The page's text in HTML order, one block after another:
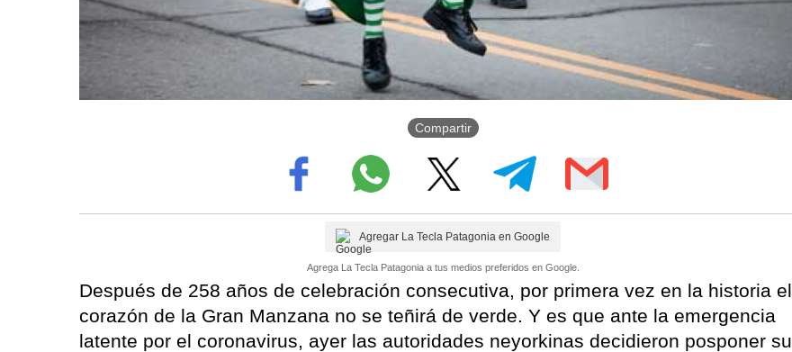
Compartir
Agregar La Tecla Patagonia en Google
Agrega La Tecla Patagonia a tus medios preferidos en Google.
Después de 258 años de celebración consecutiva, por primera vez en la historia el
corazón de la Gran Manzana no se teñirá de verde. Y es que ante la emergencia
latente por el coronavirus, ayer las autoridades neyorkinas decidieron posponer su